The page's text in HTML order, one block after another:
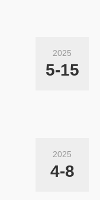
2025
5-15
2025
4-8